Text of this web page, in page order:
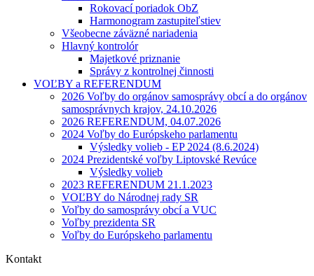
Rokovací poriadok ObZ
Harmonogram zastupiteľstiev
Všeobecne záväzné nariadenia
Hlavný kontrolór
Majetkové priznanie
Správy z kontrolnej činnosti
VOĽBY a REFERENDUM
2026 Voľby do orgánov samosprávy obcí a do orgánov
samosprávnych krajov, 24.10.2026
2026 REFERENDUM, 04.07.2026
2024 Voľby do Európskeho parlamentu
Výsledky volieb - EP 2024 (8.6.2024)
2024 Prezidentské voľby Liptovské Revúce
Výsledky volieb
2023 REFERENDUM 21.1.2023
VOĽBY do Národnej rady SR
Voľby do samosprávy obcí a VUC
Voľby prezidenta SR
Voľby do Európskeho parlamentu
Kontakt